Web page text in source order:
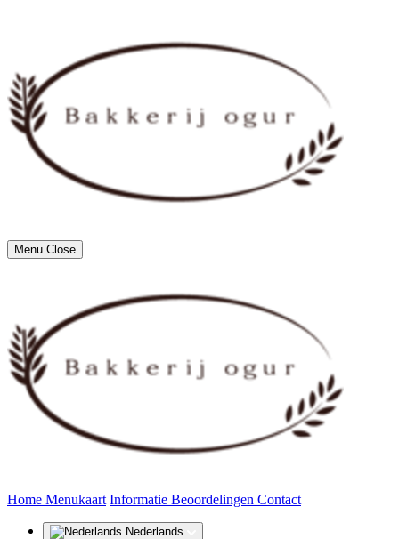
Menu Close
Home (huidige)
Menukaart Informatie Beoordelingen Contact
Nederlands